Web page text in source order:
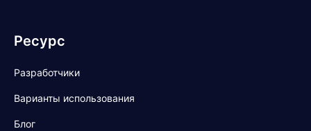
Ресурс
Разработчики
Варианты использования
Блог